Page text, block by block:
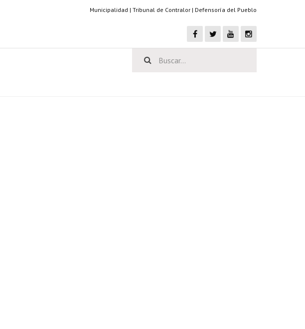
Municipalidad | Tribunal de Contralor | Defensoría del Pueblo